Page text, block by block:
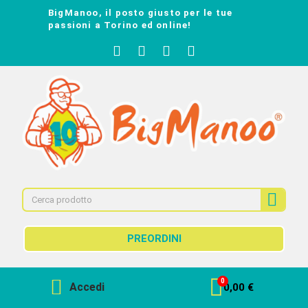
BigManoo, il posto giusto per le tue
passioni a Torino ed online!
PREORDINI
Accedi 0,00 €